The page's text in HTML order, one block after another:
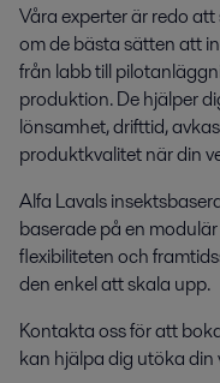
Våra experter är redo
om de bästa sätten att
från labb till
produktion. De hjälper
lönsamhet, drifttid,
produktkvalitet när din
Alfa Lavals
baserade på en
flexibiliteten och
den enkel att skala upp.
Kontakta oss för att
kan hjälpa dig utöka din